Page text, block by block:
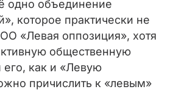
одно объединение
которое практически не
«Левая оппозиция», хотя
общественную
его, как и «Левую
причислить к «левым»